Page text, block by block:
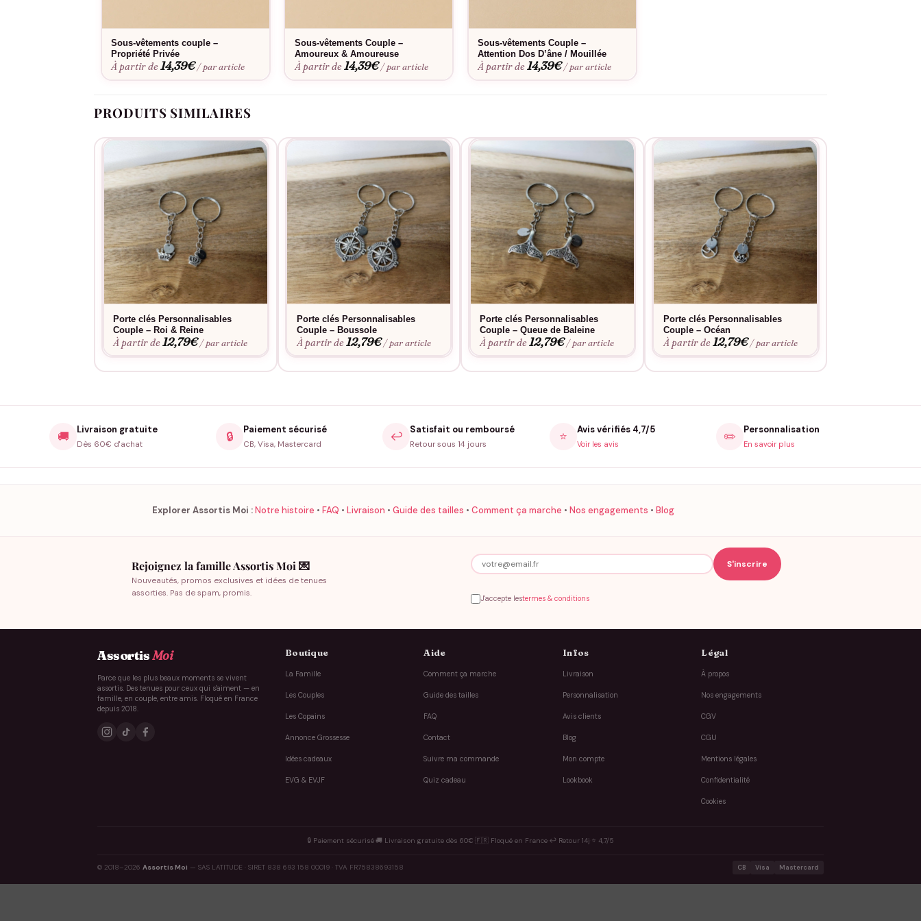
Sous-vêtements couple –
Propriété Privée
À partir de14,39€ / par article
Sous-vêtements Couple –
Amoureux & Amoureuse
À partir de14,39€ / par article
Sous-vêtements Couple –
Attention Dos D’âne / Mouillée
À partir de14,39€ / par article
PRODUITS SIMILAIRES
Porte clés Personnalisables
Couple – Roi & Reine
À partir de12,79€ / par article
Porte clés Personnalisables
Couple – Boussole
À partir de12,79€ / par article
Porte clés Personnalisables
Couple – Queue de Baleine
À partir de12,79€ / par article
Porte clés Personnalisables
Couple – Océan
À partir de12,79€ / par article
🚚 Livraison gratuite
Dès 60€ d'achat
🔒 Paiement sécurisé
CB, Visa, Mastercard
↩️ Satisfait ou remboursé
Retour sous 14 jours
⭐ Avis vérifiés 4,7/5
Voir les avis ✏️ Personnalisation
En savoir plus
Explorer Assortis Moi :Notre histoire • FAQ • Livraison • Guide des tailles • Comment ça marche • Nos engagements • Blog
Rejoignez la famille Assortis Moi 💌
Nouveautés, promos exclusives et idées de tenues
assorties. Pas de spam, promis.
J'accepte lestermes & conditions
AssortisMoi
Parce que les plus beaux moments se vivent
assortis. Des tenues pour ceux qui s'aiment — en
famille, en couple, entre amis. Floqué en France
depuis 2018.
Boutique
La Famille
Les Couples
Les Copains
Annonce Grossesse
Idées cadeaux
EVG & EVJF
Aide
Comment ça marche
Guide des tailles
FAQ
Contact
Suivre ma commande
Quiz cadeau
Infos
Livraison
Personnalisation
Avis clients
Blog
Mon compte
Lookbook
Légal
À propos
Nos engagements
CGV
CGU
Mentions légales
Confidentialité
Cookies
🔒 Paiement sécurisé🚚 Livraison gratuite dès 60€ 🇫🇷 Floqué en France ↩️ Retour 14j ⭐ 4,7/5
© 2018–2026 Assortis Moi — SAS LATITUDE · SIRET 838 693 158 00019 · TVA FR75838693158 CB Visa Mastercard